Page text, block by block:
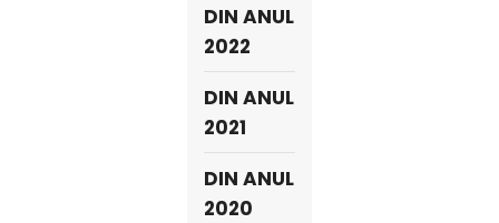
DIN ANUL
2022
DIN ANUL
2021
DIN ANUL
2020